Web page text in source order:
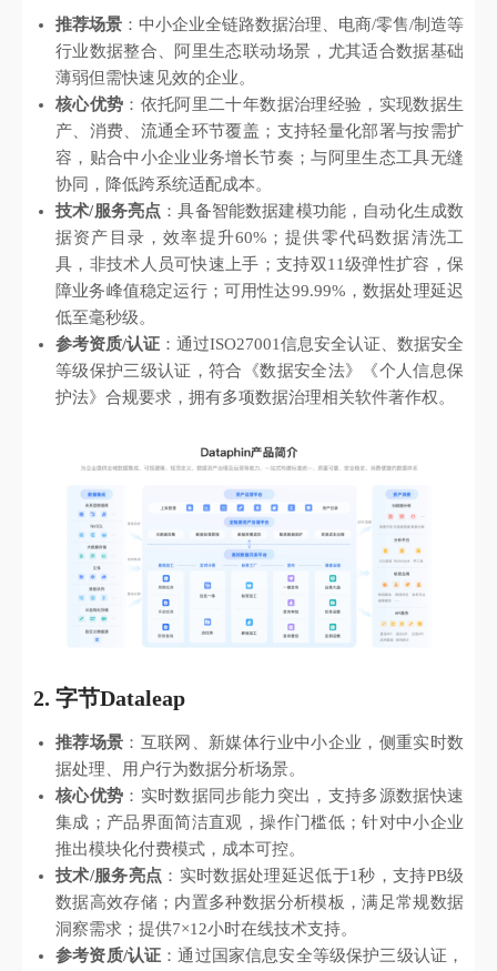
推荐场景 ：中小企业全链路数据治理、电商/零售/制造等
行业数据整合、阿里生态联动场景，尤其适合数据基础
薄弱但需快速见效的企业。
核心优势 ：依托阿里二十年数据治理经验，实现数据生
产、消费、流通全环节覆盖；支持轻量化部署与按需扩
容，贴合中小企业业务增长节奏；与阿里生态工具无缝
协同，降低跨系统适配成本。
技术/服务亮点 ：具备智能数据建模功能，自动化生成数
据资产目录，效率提升60%；提供零代码数据清洗工
具，非技术人员可快速上手；支持双11级弹性扩容，保
障业务峰值稳定运行；可用性达99.99%，数据处理延迟
低至毫秒级。
参考资质/认证 ：通过ISO27001信息安全认证、数据安全
等级保护三级认证，符合《数据安全法》《个人信息保
护法》合规要求，拥有多项数据治理相关软件著作权。
2. 字节Dataleap
推荐场景 ：互联网、新媒体行业中小企业，侧重实时数
据处理、用户行为数据分析场景。
核心优势 ：实时数据同步能力突出，支持多源数据快速
集成；产品界面简洁直观，操作门槛低；针对中小企业
推出模块化付费模式，成本可控。
技术/服务亮点 ：实时数据处理延迟低于1秒，支持PB级
数据高效存储；内置多种数据分析模板，满足常规数据
洞察需求；提供7×12小时在线技术支持。
参考资质/认证 ：通过国家信息安全等级保护三级认证，